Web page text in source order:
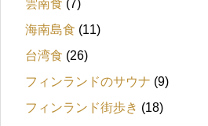
雲南食 (7)
海南島食 (11)
台湾食 (26)
フィンランドのサウナ (9)
フィンランド街歩き (18)